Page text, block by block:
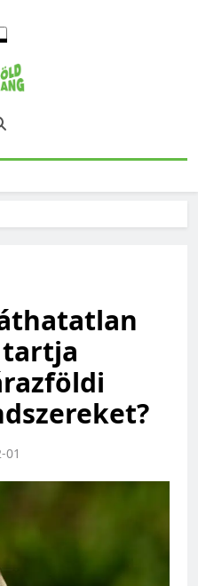
Hangja
Hang – Természet, Klímaváltozás,
Jövő
01